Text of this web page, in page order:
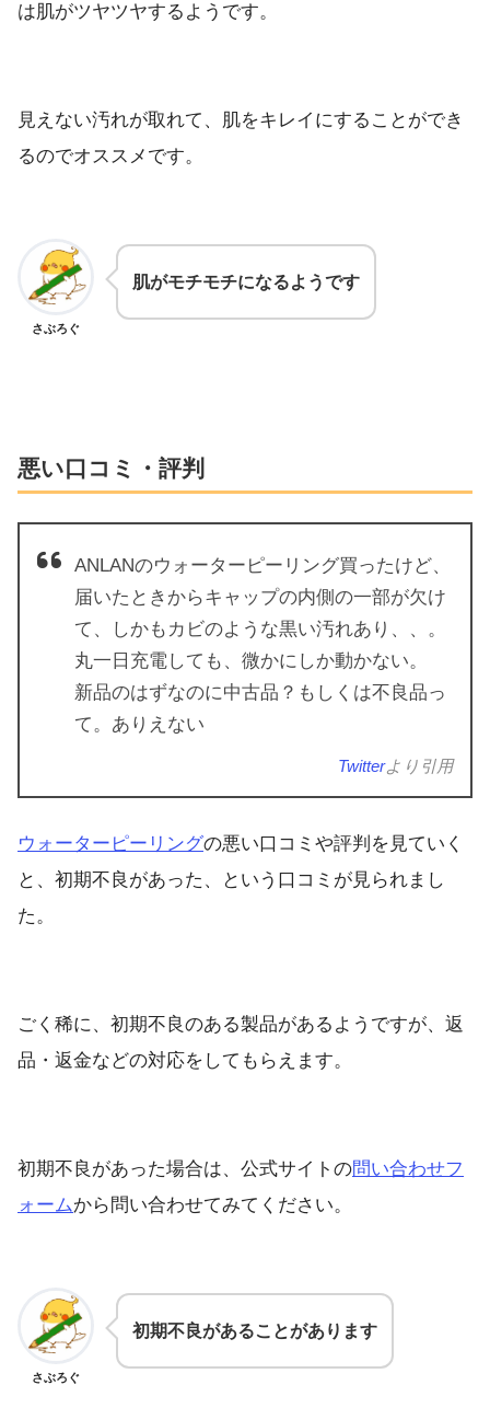
は肌がツヤツヤするようです。
見えない汚れが取れて、肌をキレイにすることができ
るのでオススメです。
さぶろぐ
肌がモチモチになるようです
悪い口コミ・評判
ANLANのウォーターピーリング買ったけど、
届いたときからキャップの内側の一部が欠け
て、しかもカビのような黒い汚れあり、、。
丸一日充電しても、微かにしか動かない。
新品のはずなのに中古品？もしくは不良品っ
て。ありえない
Twitterより引用
ウォーターピーリングの悪い口コミや評判を見ていく
と、初期不良があった、という口コミが見られまし
た。
ごく稀に、初期不良のある製品があるようですが、返
品・返金などの対応をしてもらえます。
初期不良があった場合は、公式サイトの問い合わせフ
ォームから問い合わせてみてください。
さぶろぐ
初期不良があることがあります